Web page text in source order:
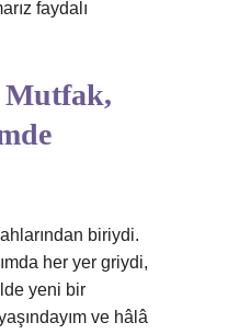
faydalı
Mutfak,
biriydi.
her yer griydi,
yeni bir
ve hâlâ